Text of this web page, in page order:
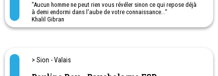
Projet 7 Harmos
Après de nombreuses années à conseiller des parents avec des
scolaire et social.
Ce passage à l’année 7Harmos est un moment charnière pour les
"Aucun homme ne peut rien vous révéler sinon ce qui repose déjà
à demi endormi dans l'aube de votre connaissance..."
Khalil Gibran
> Sion - Valais